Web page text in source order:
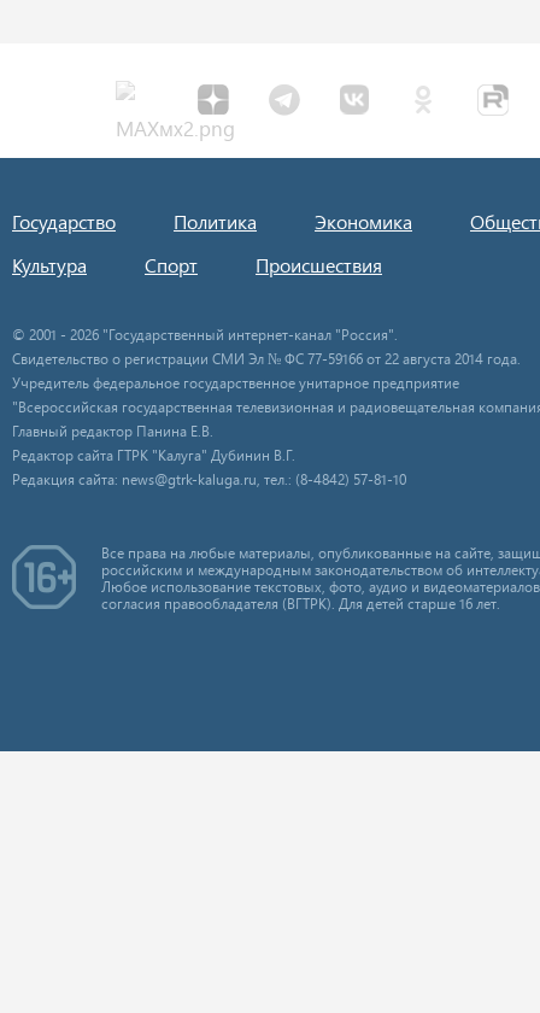
Государство Политика Экономика
Культура
Спорт Происшествия
© 2001 - 2026 "Государственный интернет-канал "Россия".
Свидетельство о регистрации СМИ Эл № ФС 77-59166 от 22 августа 2014 года.
Учредитель федеральное государственное унитарное предприятие
"Всероссийская государственная телевизионная и радиовещательная
Главный редактор Панина Е.В.
Редактор сайта ГТРК "Калуга" Дубинин В.Г.
Редакция сайта: news@gtrk-kaluga.ru, тел.: (8-4842) 57-81-10
Все права на любые материалы, опубликованные на сайте,
российским и международным законодательством об
Любое использование текстовых, фото, аудио и
согласия правообладателя (ВГТРК). Для детей старше 16 лет.